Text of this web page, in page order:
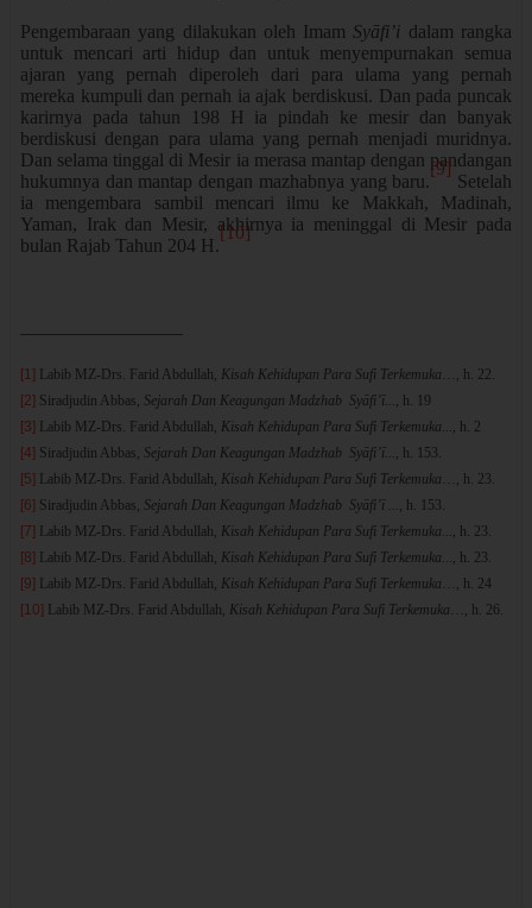
Pengembaraan yang dilakukan oleh ImamSyāfi’i dalam rangka
untuk mencari arti hidup dan untuk menyempurnakan semua
ajaran yang pernah diperoleh dari para ulama yang pernah
mereka kumpuli dan pernah ia ajak berdiskusi. Dan pada puncak
karirnya pada tahun 198 H ia pindah ke mesir dan banyak
berdiskusi dengan para ulama yang pernah menjadi muridnya.
Dan selama tinggal di Mesir ia merasa mantap dengan pandangan
hukumnya dan mantap dengan mazhabnya yang baru.
[9]
Setelah
ia mengembara sambil mencari ilmu ke Makkah, Madinah,
Yaman, Irak dan Mesir, akhirnya ia meninggal di Mesir pada
bulan Rajab Tahun 204 H.
[10]
[1] Labib MZ-Drs. Farid Abdullah, Kisah Kehidupan Para Sufi Terkemuka …, h. 22.
[2] Siradjudin Abbas, Sejarah Dan Keagungan Madzhab Syāfi’ī..., h. 19
[3] Labib MZ-Drs. Farid Abdullah, Kisah Kehidupan Para Sufi Terkemuka ..., h. 2
[4] Siradjudin Abbas, Sejarah Dan Keagungan Madzhab Syāfi’ī..., h. 153.
[5] Labib MZ-Drs. Farid Abdullah, Kisah Kehidupan Para Sufi Terkemuka …, h. 23.
[6] Siradjudin Abbas, Sejarah Dan Keagungan Madzhab Syāfi’ī ..., h. 153.
[7] Labib MZ-Drs. Farid Abdullah, Kisah Kehidupan Para Sufi Terkemuka ..., h. 23.
[8] Labib MZ-Drs. Farid Abdullah, Kisah Kehidupan Para Sufi Terkemuka ..., h. 23.
[9] Labib MZ-Drs. Farid Abdullah, Kisah Kehidupan Para Sufi Terkemuka …, h. 24
[10] Labib MZ-Drs. Farid Abdullah, Kisah Kehidupan Para Sufi Terkemuka …, h. 26.